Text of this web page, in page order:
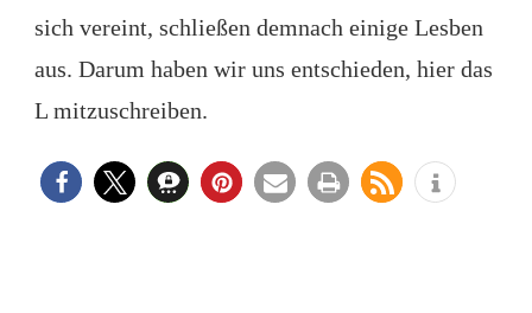
sich vereint, schließen demnach einige Lesben
aus. Darum haben wir uns entschieden, hier das
L mitzuschreiben.